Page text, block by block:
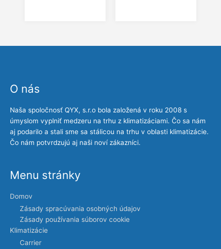
O nás
Naša spoločnosť QYX, s.r.o bola založená v roku 2008 s
úmyslom vyplniť medzeru na trhu z klimatizáciami. Čo sa nám
aj podarilo a stali sme sa stálicou na trhu v oblasti klimatizácie.
Čo nám potvrdzujú aj naši noví zákazníci.
Menu stránky
Domov
Zásady spracúvania osobných údajov
Zásady používania súborov cookie
Klimatizácie
Carrier